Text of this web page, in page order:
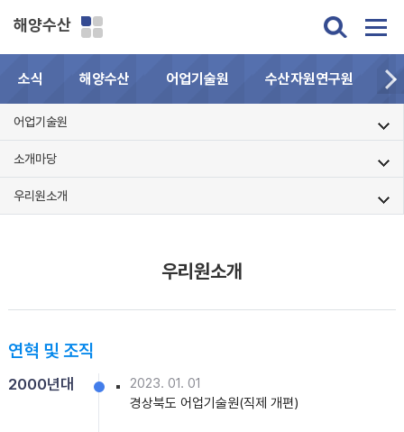
해양수산
소식 해양수산 어업기술원 수산자원연구원
어업기술원
소개마당
우리원소개
우리원소개
연혁 및 조직
2000년대
2023. 01. 01
경상북도 어업기술원(직제 개편)